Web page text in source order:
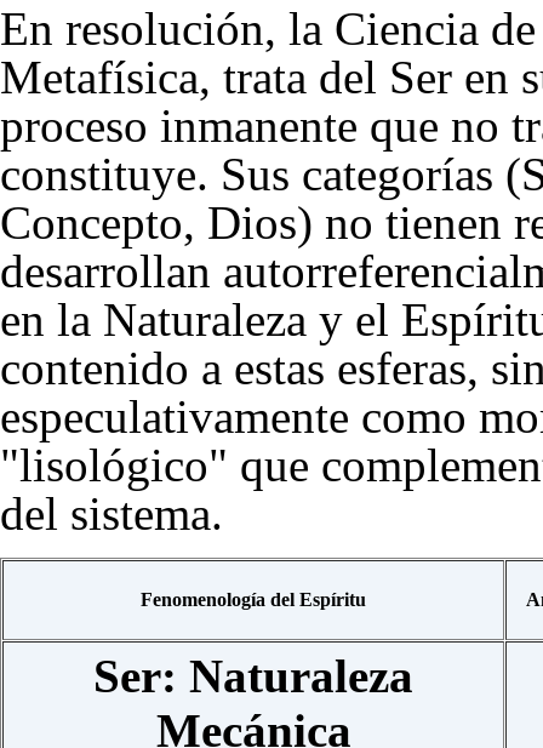
En resolución, la Ciencia
Metafísica, trata del Ser en
proceso inmanente que no
constituye. Sus categorías
Concepto, Dios) no tienen
desarrollan
en la Naturaleza y el
contenido a estas esferas,
especulativamente como
"lisológico" que
del sistema.
Fenomenología del Espíritu
Ser: Naturaleza
Mecánica